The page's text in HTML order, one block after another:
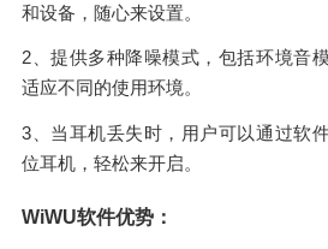
和设备，随心来设置。
2、提供多种降噪模式，包括环境音
适应不同的使用环境。
3、当耳机丢失时，用户可以通过软
位耳机，轻松来开启。
WiWU软件优势：